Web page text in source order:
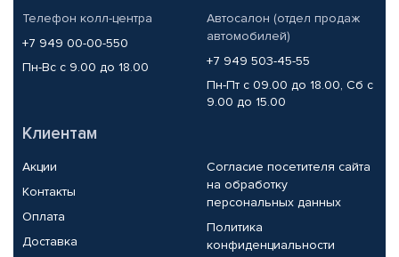
Телефон колл-центра
+7 949 00-00-550
Пн-Вс с 9.00 до 18.00
Автосалон (отдел продаж
автомобилей)
+7 949 503-45-55
Пн-Пт с 09.00 до 18.00, Сб с
9.00 до 15.00
Клиентам
Акции
Контакты
Оплата
Доставка
Согласие посетителя сайта
на обработку
персональных данных
Политика
конфиденциальности